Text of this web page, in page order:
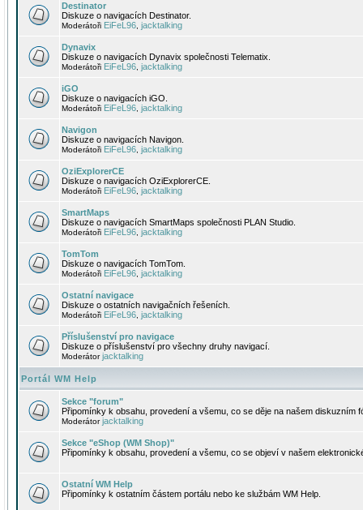
Destinator
Diskuze o navigacích Destinator.
Moderátoři EiFeL96 jacktalking
Dynavix
Diskuze o navigacích Dynavix společnosti Telematix.
Moderátoři EiFeL96 jacktalking
iGO
Diskuze o navigacích iGO.
Moderátoři EiFeL96 jacktalking
Navigon
Diskuze o navigacích Navigon.
Moderátoři EiFeL96 jacktalking
OziExplorerCE
Diskuze o navigacích OziExplorerCE.
Moderátoři EiFeL96 jacktalking
SmartMaps
Diskuze o navigacích SmartMaps společnosti PLAN Studio.
Moderátoři EiFeL96 jacktalking
TomTom
Diskuze o navigacích TomTom.
Moderátoři EiFeL96 jacktalking
Ostatní navigace
Diskuze o ostatních navigačních řešeních.
Moderátoři EiFeL96 jacktalking
Příslušenství pro navigace
Diskuze o příslušenství pro všechny druhy navigací.
Moderátorjacktalking
Portál WM Help
Sekce "forum"
Připomínky k obsahu, provedení a všemu, co se děje na našem diskuzním
Moderátorjacktalking
Sekce "eShop (WM Shop)"
Připomínky k obsahu, provedení a všemu, co se objeví v našem
Ostatní WM Help
Připomínky k ostatním částem portálu nebo ke službám WM Help.